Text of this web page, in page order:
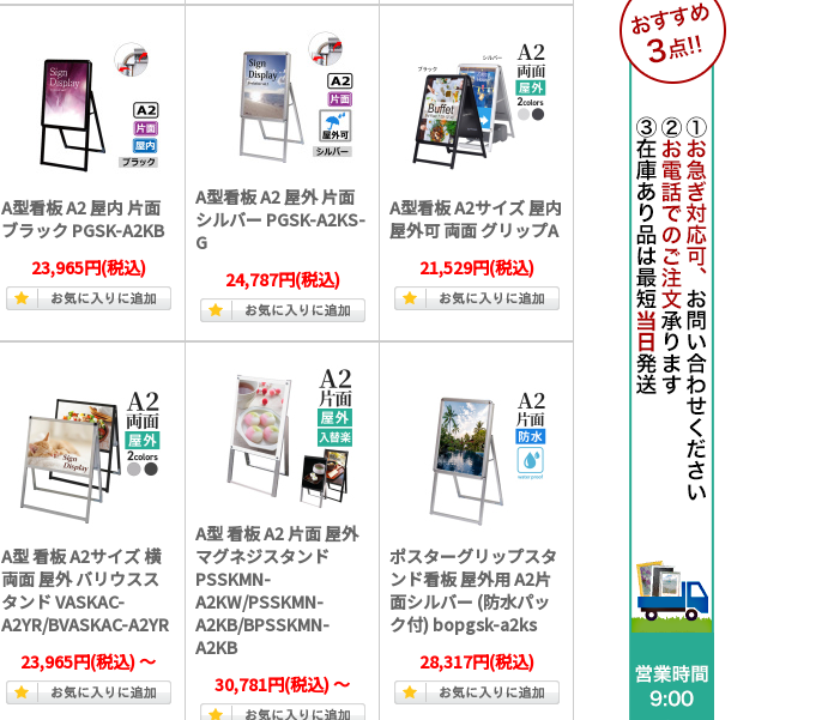
A型看板 A2 屋内 片面
ブラック PGSK-A2KB
23,965円(税込)
A型看板 A2 屋外 片面
シルバー PGSK-A2KS-
G
24,787円(税込)
A型看板 A2サイズ 屋内
屋外可 両面 グリップA
21,529円(税込)
A型 看板 A2サイズ 横
両面 屋外 バリウスス
タンド VASKAC-
A2YR/BVASKAC-A2YR
23,965円(税込)～
A型 看板 A2 片面 屋外
マグネジスタンド
PSSKMN-
A2KW/PSSKMN-
A2KB/BPSSKMN-
A2KB
30,781円(税込)～
ポスターグリップスタ
ンド看板 屋外用 A2片
面シルバー (防水パッ
ク付) bopgsk-a2ks
28,317円(税込)